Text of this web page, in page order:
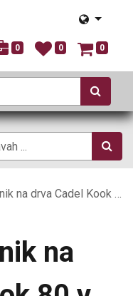
0 0 0
Cadel Kook 80 v beli barvi
na